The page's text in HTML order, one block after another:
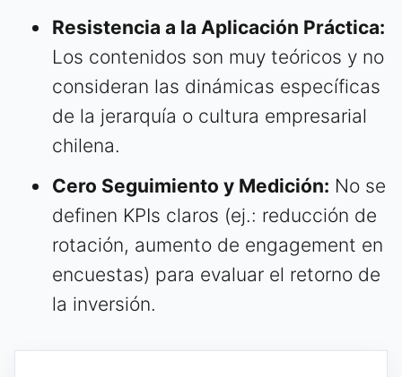
Resistencia a la Aplicación Práctica:
Los contenidos son muy teóricos y no
consideran las dinámicas específicas
de la jerarquía o cultura empresarial
chilena.
Cero Seguimiento y Medición: No se
definen KPIs claros (ej.: reducción de
rotación, aumento de engagement en
encuestas) para evaluar el retorno de
la inversión.